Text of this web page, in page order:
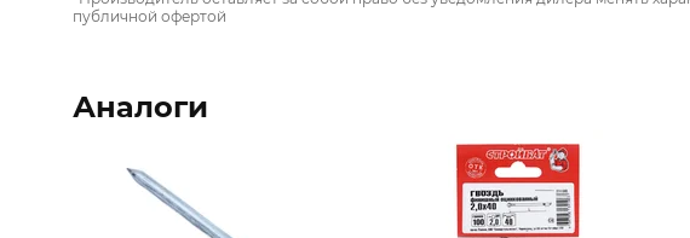
публичной офертой
Аналоги